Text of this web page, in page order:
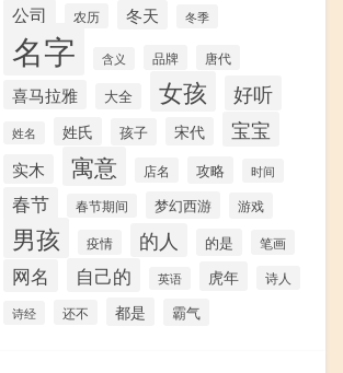
公司 农历 冬天 冬季
名字 含义 品牌 唐代
喜马拉雅 大全 女孩 好听
姓名 姓氏 孩子 宋代 宝宝
实木 寓意 店名 攻略 时间
春节 春节期间 梦幻西游 游戏
男孩 疫情 的人 的是 笔画
网名 自己的 英语 虎年
诗人
诗经
还不 都是 霸气